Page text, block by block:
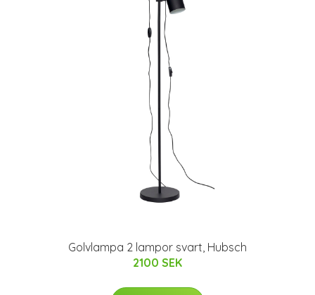
Golvlampa 2 lampor svart, Hubsch
2100 SEK